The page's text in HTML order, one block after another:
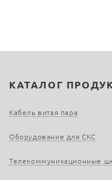
КАТАЛОГ
Кабель витая пара
Оборудование для СКС
Телекоммуникационные